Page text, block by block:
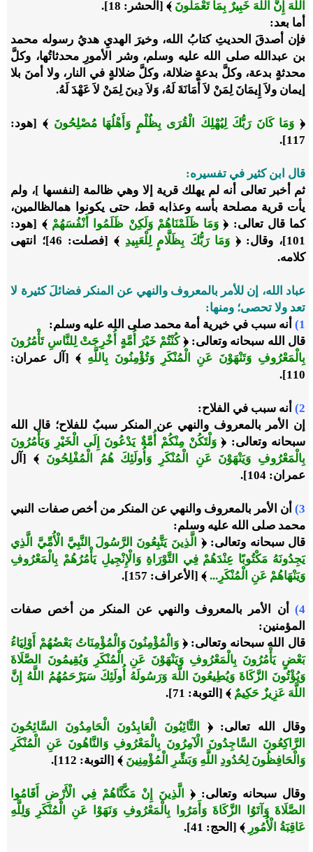
اللَّهَ إِنَّ اللَّهَ خَبِيرٌ بِمَا تَعْمَلُونَ ﴾ [الحشر: 18].
أما بعد:
فإن أصدقَ الحديثِ كتابُ الله، وخيرَ الهديِ هديُ رسوله محمد
بن عبدالله صلى الله عليه وسلم، وشر الأمورِ محدثاتُها، وكلَّ
محدثةٍ بدعة، وكلَّ بدعةٍ ضلالة، وكلَّ ضلالةٍ في النار، ولا أمنَ بلا
إيمان ولاَ إِيمَانَ لِمَنْ لاَ أَمَانَةَ لَهُ، وَلاَ دِينَ لِمَنْ لاَ عَهْدَ لَهُ.
﴿ وَمَا كَانَ رَبُّكَ لِيُهْلِكَ الْقُرَى بِظُلْمٍ وَأَهْلُهَا مُصْلِحُونَ ﴾ [هود:
117].
قال ابن كثير في تفسيره:
ثم أخبر تعالى أنه لم يهلك قرية إلا وهي ظالمة [لنفسها ]، ولم
يأت قرية مصلحة بأسه وعذابه قط، حتى يكونوا همالظالمين،
كما قال تعالى: ﴿ وَمَا ظَلَمْنَاهُمْ وَلَكِنْ ظَلَمُوا أَنْفُسَهُمْ ﴾ [هود:
101]، وقال: ﴿
وَمَا رَبُّكَ بِظَلَّامٍ لِلْعَبِيدِ
﴾ [فصلت: 46]؛ انتهى
كلامه.
عباد الله، إن للأمر بالمعروف والنهي عن المنكر فضائلَ كثيرة لا
تعد ولا تحصى؛ ومنها:
1)
أنه سبب في خيرية أمة محمد صلى الله عليه وسلم:
قال الله سبحانه وتعالى: ﴿كُنْتُمْ خَيْرَ أُمَّةٍ أُخْرِجَتْ لِلنَّاسِ تَأْمُرُونَ
بِالْمَعْرُوفِ وَتَنْهَوْنَ عَنِ الْمُنْكَرِ وَتُؤْمِنُونَ بِاللَّهِ ﴾ [آل عمران:
110].
2)
أنه سبب في الفلاح:
إن الأمر بالمعروف والنهي عن المنكر سببٌ للفلاح؛ قال الله
سبحانه وتعالى: ﴿ وَلْتَكُنْ مِنْكُمْ أُمَّةٌ يَدْعُونَ إِلَى الْخَيْرِ وَيَأْمُرُونَ
بِالْمَعْرُوفِ وَيَنْهَوْنَ عَنِ الْمُنْكَرِ وَأُولَئِكَ هُمُ الْمُفْلِحُونَ ﴾ [آل
عمران: 104].
3)
أن الأمر بالمعروف والنهي عن المنكر من أخص صفات النبي
محمد صلى الله عليه وسلم:
قال سبحانه وتعالى: ﴿ الَّذِينَ يَتَّبِعُونَ الرَّسُولَ النَّبِيَّ الْأُمِّيَّ الَّذِي
يَجِدُونَهُ مَكْتُوبًا عِنْدَهُمْ فِي التَّوْرَاةِ وَالْإِنْجِيلِ يَأْمُرُهُمْ بِالْمَعْرُوفِ
وَيَنْهَاهُمْ عَنِ الْمُنْكَرِ... ﴾ [الأعراف: 157].
4)
أن الأمر بالمعروف والنهي عن المنكر من أخص صفات
المؤمنين:
قال الله سبحانه وتعالى: ﴿ وَالْمُؤْمِنُونَ وَالْمُؤْمِنَاتُ بَعْضُهُمْ أَوْلِيَاءُ
بَعْضٍ يَأْمُرُونَ بِالْمَعْرُوفِ وَيَنْهَوْنَ عَنِ الْمُنْكَرِ وَيُقِيمُونَ الصَّلَاةَ
وَيُؤْتُونَ الزَّكَاةَ وَيُطِيعُونَ اللَّهَ وَرَسُولَهُ أُولَئِكَ سَيَرْحَمُهُمُ اللَّهُ إِنَّ
اللَّهَ عَزِيزٌ حَكِيمٌ ﴾ [التوبة: 71].
وقال الله تعالى: ﴿
التَّائِبُونَ الْعَابِدُونَ الْحَامِدُونَ السَّائِحُونَ
الرَّاكِعُونَ السَّاجِدُونَ الْآمِرُونَ بِالْمَعْرُوفِ وَالنَّاهُونَ عَنِ الْمُنْكَرِ
وَالْحَافِظُونَ لِحُدُودِ اللَّهِ وَبَشِّرِ الْمُؤْمِنِينَ ﴾ [التوبة: 112].
وقال سبحانه وتعالى: ﴿
الَّذِينَ إِنْ مَكَّنَّاهُمْ فِي الْأَرْضِ أَقَامُوا
الصَّلَاةَ وَآتَوُا الزَّكَاةَ وَأَمَرُوا بِالْمَعْرُوفِ وَنَهَوْا عَنِ الْمُنْكَرِ وَلِلَّهِ
عَاقِبَةُ الْأُمُورِ ﴾ [الحج: 41] .